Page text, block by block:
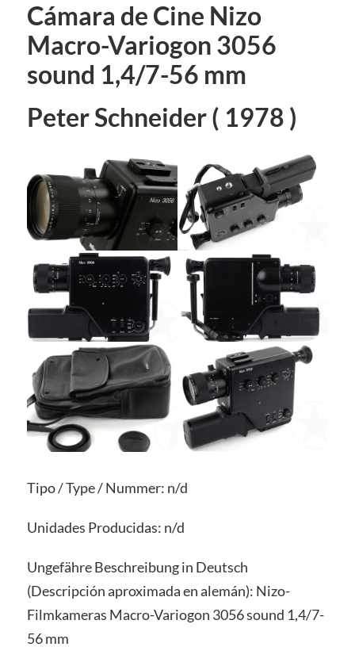
Cámara de Cine Nizo
Macro-Variogon 3056
sound 1,4/7-56 mm
Peter Schneider ( 1978 )
Tipo / Type / Nummer: n/d
Unidades Producidas: n/d
Ungefähre Beschreibung in Deutsch
(Descripción aproximada en alemán): Nizo-
Filmkameras Macro-Variogon 3056 sound 1,4/7-
56 mm